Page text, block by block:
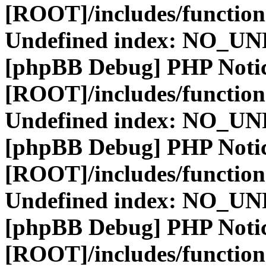
[ROOT]/includes/
Undefined index:
[phpBB Debug] PHP
[ROOT]/includes/
Undefined index:
[phpBB Debug] PHP
[ROOT]/includes/
Undefined index:
[phpBB Debug] PHP
[ROOT]/includes/